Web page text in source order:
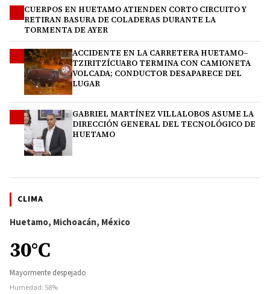
CUERPOS EN HUETAMO ATIENDEN CORTO CIRCUITO Y
RETIRAN BASURA DE COLADERAS DURANTE LA
TORMENTA DE AYER
ACCIDENTE EN LA CARRETERA HUETAMO–
TZIRITZÍCUARO TERMINA CON CAMIONETA
VOLCADA; CONDUCTOR DESAPARECE DEL
LUGAR
GABRIEL MARTÍNEZ VILLALOBOS ASUME LA
DIRECCIÓN GENERAL DEL TECNOLÓGICO DE
HUETAMO
CLIMA
Huetamo, Michoacán, México
30°C
Mayormente despejado
Humedad: 58%